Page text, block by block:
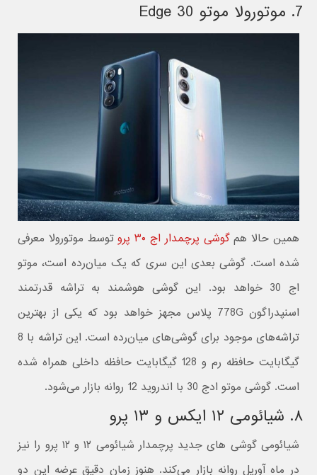
7. موتورولا موتو Edge 30
همین حالا همگوشی پرچمدار اج ۳۰ پرو
توسط موتورولا معرفی
شده است. گوشی بعدی این سری که یک میان‌رده است، موتو
اج 30 خواهد بود. این گوشی هوشمند به تراشه قدرتمند
اسنپدراگون 778G پلاس مجهز خواهد بود که یکی از بهترین
تراشه‌های موجود برای گوشی‌های میان‌رده است. این تراشه با 8
گیگابایت حافظه رم و 128 گیگابایت حافظه داخلی همراه شده
است. گوشی موتو ادج 30 با اندروید 12 روانه بازار می‌شود.
۸. شیائومی ۱۲ ایکس و ۱۳ پرو
شیائومی گوشی های جدید پرچمدار شیائومی ۱۲ و ۱۲ پرو را نیز
در ماه آوریل روانه بازار می‌کند. هنوز زمان دقیق عرضه این دو